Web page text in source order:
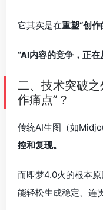
它其实是在重塑“创作
“AI内容的竞争，正在
二、技术突破
作痛点”？
传统AI生图（如
控和复现。
而即梦4.0火的根本
能轻松生成稳定、连